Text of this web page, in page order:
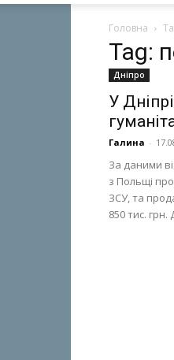
Головна
Tag:
Дніпро
У
Галина -
За даними
з Польщі
ЗСУ, та
850 тис.